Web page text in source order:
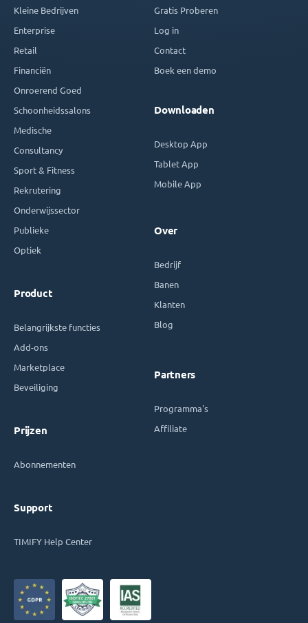
Kleine Bedrijven
Enterprise
Retail
Financiën
Onroerend Goed
Schoonheidssalons
Medische
Consultancy
Sport & Fitness
Rekrutering
Onderwijssector
Publieke
Optiek
Product
Belangrijkste functies
Add-ons
Marketplace
Beveiliging
Prijzen
Abonnementen
Support
TIMIFY Help Center
Gratis Proberen
Log in
Contact
Boek een demo
Downloaden
Desktop App
Tablet App
Mobile App
Over
Bedrijf
Banen
Klanten
Blog
Partners
Programma's
Affiliate